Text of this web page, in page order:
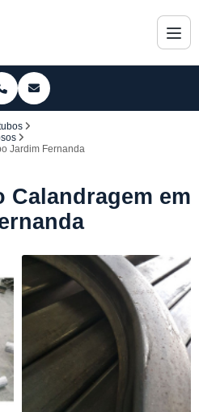
Jardim Fernanda
Calandragem em